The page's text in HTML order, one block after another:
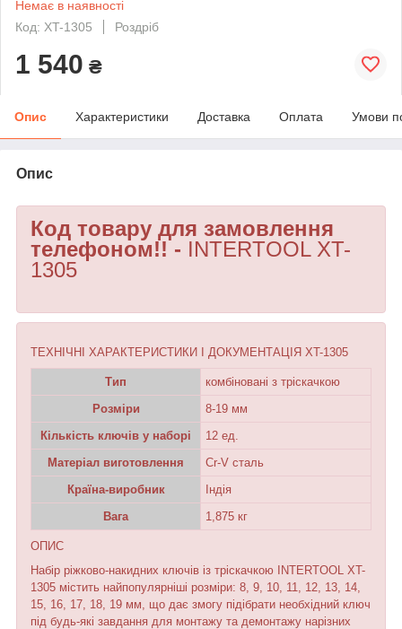
Немає в наявності
Код: XT-1305
Роздріб
1 540 ₴
Опис Характеристики Доставка Оплата Умови
Опис
Код товару для замовлення
телефоном!! - INTERTOOL XT-
1305
ТЕХНІЧНІ ХАРАКТЕРИСТИКИ І ДОКУМЕНТАЦІЯ XT-1305
Тип
комбіновані з тріскачкою
Розміри
8-19 мм
Кількість ключів у наборі
12 ед.
Матеріал виготовлення
Cr-V сталь
Країна-виробник
Індія
Вага
1,875 кг
ОПИС
Набір ріжково-накидних ключів із тріскачкою INTERTOOL XT-
1305 містить найпопулярніші розміри: 8, 9, 10, 11, 12, 13, 14,
15, 16, 17, 18, 19 мм, що дає змогу підібрати необхідний ключ
під будь-які завдання для монтажу та демонтажу нарізних